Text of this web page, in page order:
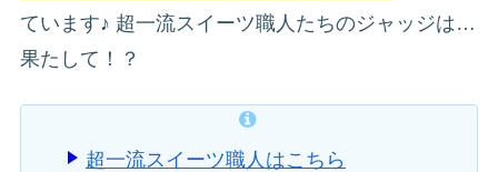
ています♪ 超一流スイーツ職人たちのジャッジは…
果たして！？
超一流スイーツ職人はこちら